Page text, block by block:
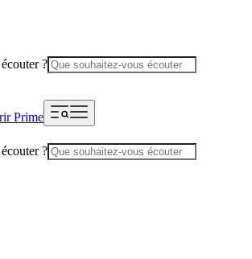
?
Prime
?